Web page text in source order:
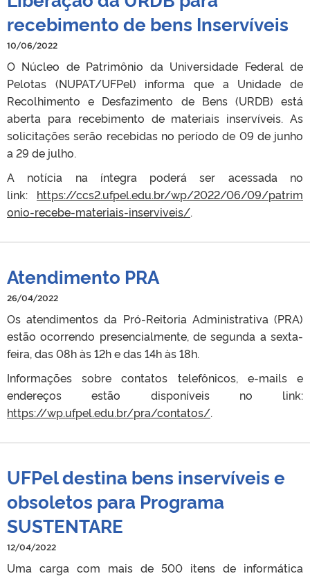
recebimento de bens Inservíveis
10/06/2022
O Núcleo de Patrimônio da Universidade Federal de
Pelotas (NUPAT/UFPel) informa que a Unidade de
Recolhimento e Desfazimento de Bens (URDB) está
aberta para recebimento de materiais inservíveis. As
solicitações serão recebidas no período de 09 de junho
a 29 de julho.
A notícia na íntegra poderá ser acessada no
link: https://ccs2.ufpel.edu.br/wp/2022/06/09/patrim
onio-recebe-materiais-inserviveis/.
Atendimento PRA
26/04/2022
Os atendimentos da Pró-Reitoria Administrativa (PRA)
estão ocorrendo presencialmente, de segunda a sexta-
feira, das 08h às 12h e das 14h às 18h.
Informações sobre contatos telefônicos, e-mails e
endereços estão disponíveis no link:
https://wp.ufpel.edu.br/pra/contatos/.
UFPel destina bens inservíveis e
obsoletos para Programa
SUSTENTARE
12/04/2022
Uma carga com mais de 500 itens de informática